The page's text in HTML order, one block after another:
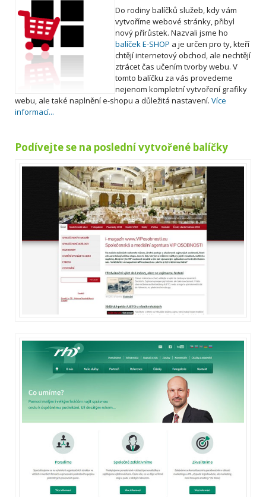
Do rodiny balíčků služeb, kdy vám
vytvoříme webové stránky, přibyl
nový přírůstek. Nazvali jsme ho
balíček E-SHOP a je určen pro ty, kteří
chtějí internetový obchod, ale nechtějí
ztrácet čas učením tvorby webu. V
tomto balíčku za vás provedeme
nejenom kompletní vytvoření grafiky
webu, ale také naplnění e-shopu a důležitá nastavení. Více
informací...
Podívejte se na poslední vytvořené balíčky